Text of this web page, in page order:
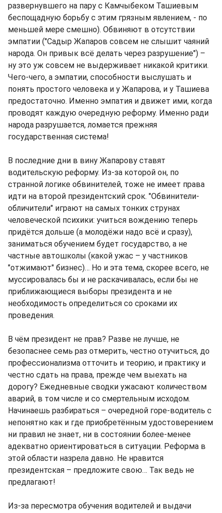
развернувшего на пару с Камчыбеком Ташиевым
беспощадную борьбу с этим грязным явлением, - по
меньшей мере смешно). Обвиняют в отсутствии
эмпатии ("Садыр Жапаров совсем не слышит чаяний
народа. Он привык всё делать через разрушение") –
ну это уж совсем не выдерживает никакой критики.
Чего-чего, а эмпатии, способности выслушать и
понять простого человека и у Жапарова, и у Ташиева
предостаточно. Именно эмпатия и движет ими, когда
проводят каждую очередную реформу. Именно ради
народа разрушается, ломается прежняя
государственная система!
В последние дни в вину Жапарову ставят
водительскую реформу. Из-за которой он, по
странной логике обвинителей, тоже не имеет права
идти на второй президентский срок. "Обвинители-
обличители" играют на самых тонких струнах
человеческой психики: учиться вождению теперь
придётся дольше (а молодёжи надо всё и сразу),
заниматься обучением будет государство, а не
частные автошколы (какой ужас – у частников
"отжимают" бизнес)… Но и эта тема, скорее всего, не
муссировалась бы и не раскачивалась, если бы не
приближающиеся выборы президента и не
необходимость определиться со сроками их
проведения.
В чём президент не прав? Разве не лучше, не
безопаснее семь раз отмерить, честно отучиться, до
профессионализма отточить и теорию, и практику и
честно сдать на права, прежде чем выехать на
дорогу? Ежедневные сводки ужасают количеством
аварий, в том числе и со смертельным исходом.
Начинаешь разбираться – очередной горе-водитель с
непонятно как и где приобретённым удостоверением
ни правил не знает, ни в состоянии более-менее
адекватно ориентироваться в ситуации. Реформа в
этой области назрела давно. Не нравится
президентская – предложите свою… Так ведь не
предлагают!
Из-за пересмотра обучения водителей и выдачи